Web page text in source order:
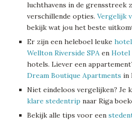
luchthavens in de grensstreek
verschillende opties. Vergelijk
bekijk wat jou het beste
Er zijn een heleboel leuke
Wellton Riverside SPA en Hotel
hotels. Liever een
Dream Boutique Apartments in
Niet eindeloos vergelijken? Je
klare stedentrip naar Riga
Bekijk alle tips voor een